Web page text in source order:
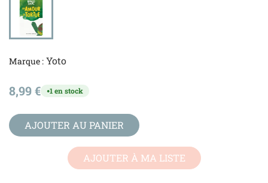
Marque : Yoto
8,99 € ●1 en stock
AJOUTER AU PANIER
AJOUTER À MA LISTE